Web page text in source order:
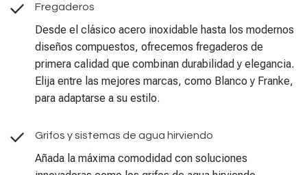
Fregaderos
Desde el clásico acero inoxidable hasta los modernos
diseños compuestos, ofrecemos fregaderos de
primera calidad que combinan durabilidad y elegancia.
Elija entre las mejores marcas, como Blanco y Franke,
para adaptarse a su estilo.
Grifos y sistemas de agua hirviendo
Añada la máxima comodidad con soluciones